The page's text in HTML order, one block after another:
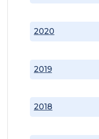
2018
2019
2020